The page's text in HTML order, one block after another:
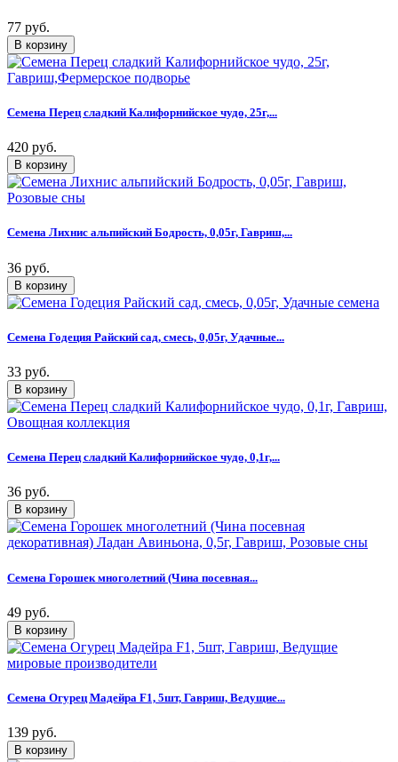
77 руб.
Семена Перец сладкий Калифорнийское чудо, 25г,...
420 руб.
Семена Лихнис альпийский Бодрость, 0,05г, Гавриш,...
36 руб.
Семена Годеция Райский сад, смесь, 0,05г, Удачные...
33 руб.
Семена Перец сладкий Калифорнийское чудо, 0,1г,...
36 руб.
Семена Горошек многолетний (Чина посевная...
49 руб.
Семена Огурец Мадейра F1, 5шт, Гавриш, Ведущие...
139 руб.